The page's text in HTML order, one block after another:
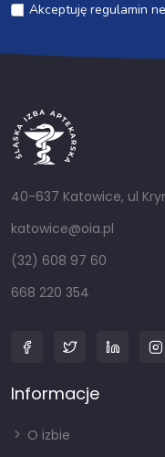
Akceptuję regulamin
40-637 Katowice, ul
katowice@oia.pl
(32) 608 97 60
668 220 354
Informacje
O izbie